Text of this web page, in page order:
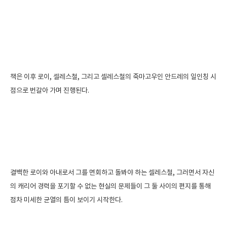
책은 이후 로이, 셀레스철, 그리고 셀레스철의 죽마고우인 안드레의 일인칭 시
점으로 번갈아 가며 진행된다.
결백한 로이와 아내로서 그를 면회하고 돌봐야 하는 셀레스철, 그러면서 자신
의 캐리어 경력을 포기할 수 없는 현실의 문제들이 그 둘 사이의 편지를 통해
점차 미세한 균열의 틈이 보이기 시작한다.